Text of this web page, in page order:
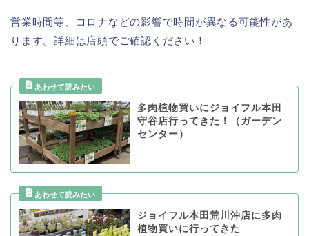
営業時間等、コロナなどの影響で時間が異なる可能性があ
ります。詳細は店頭でご確認ください！
多肉植物買いにジョイフル本田
守谷店行ってきた！（ガーデン
センター）
ジョイフル本田荒川沖店に多肉
植物買いに行ってきた